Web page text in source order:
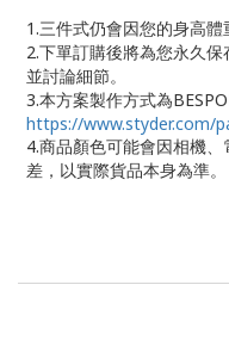
1.三件式仍會因您的身高體
2.下單訂購後將為您永久
並討論細節。
3.本方案製作方式為
https://www.styder.com/
4.商品顏色可能會因相機
差，以實際貨品本身為準。